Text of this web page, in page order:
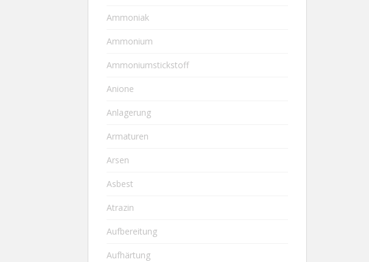
Ammoniak
Ammonium
Ammoniumstickstoff
Anione
Anlagerung
Armaturen
Arsen
Asbest
Atrazin
Aufbereitung
Aufhärtung